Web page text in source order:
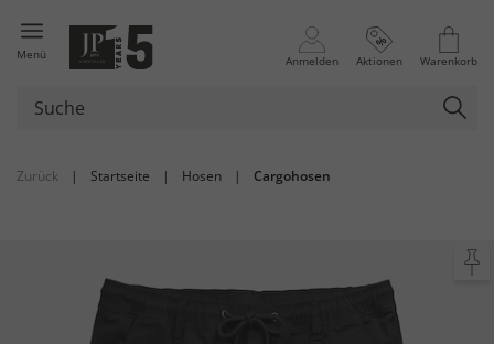
Menü Anmelden Aktionen Warenkorb
Zurück | Startseite | Hosen | Cargohosen